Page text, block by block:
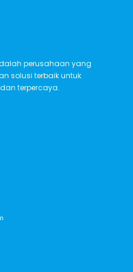
perusahaan yang
solusi terbaik untuk
terpercaya.